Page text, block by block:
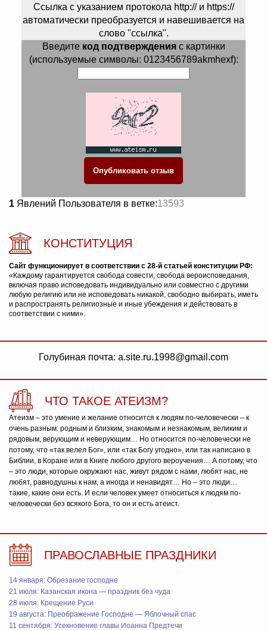
Ссылка с указанием протокола http:// и https://
автоматически преобразуется и навешивается на
слово "ссылка".
Введите код подтвержденияс картинки
(используемые символы: 0123456789akmhexf):
1 Явлений Пользователя в ветке:13593
КОНСТИТУЦИЯ
Сайт функционирует в соответствии с 28-й статьей конституции РФ:
«Каждому гарантируется свобода совести, свобода вероисповедания,
включая право исповедовать индивидуально или совместно с другими
любую религию или не исповедовать никакой, свободно выбирать, иметь
и распространять религиозные и иные убеждения и действовать в
соответствии с ними».
Голубиная почта: a.site.ru.1998@gmail.com
ЧТО ТАКОЕ АТЕИЗМ?
Атеизм – это умение и желание относится к людям по-человечески – к
очень разным: родным и близким, знакомым и незнакомым, великим и
рядовым, верующим и неверующим… Но относится по-человечески не
потому, что «так велел Бог», или «так Богу угодно», или так написано в
Библии, в Коране или в Книге любого другого вероучения… А потому, что
– это люди, которые окружают нас, живут рядом с нами, любят нас, не
любят, равнодушны к нам, а иногда и ненавидят… Но – это люди…
такие, какие они есть. И если человек умеет относиться к людям по-
человечески без всякого Бога, то он и есть атеист.
ПРАВОСЛАВНЫЕ ПРАЗДНИКИ
14 января: Обрезание господне
21 июля: Казанская икона — праздник без чуда
28 июля: Крещение Руси
19 августа: Преображение Господне — Яблочный спас
11 сентября: Усекновение главы Иоанна Предтечи